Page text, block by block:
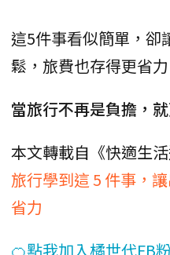
這5件事看似簡單，卻
鬆，旅費也存得更省力
當旅行不再是負擔，
本文轉載自《快適生
旅行學到這 5 件事，
省力
🍊點我加入橘世代FB